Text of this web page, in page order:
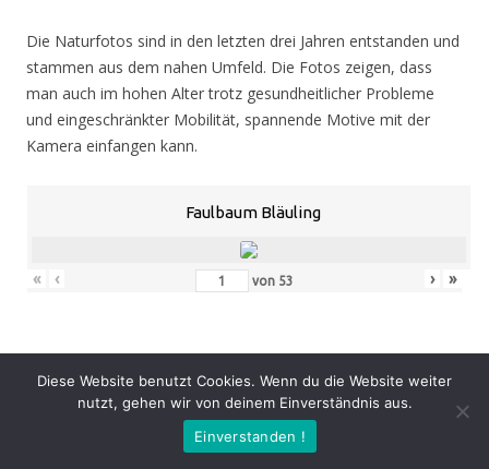
Die Naturfotos sind in den letzten drei Jahren entstanden und
stammen aus dem nahen Umfeld. Die Fotos zeigen, dass
man auch im hohen Alter trotz gesundheitlicher Probleme
und eingeschränkter Mobilität, spannende Motive mit der
Kamera einfangen kann.
Faulbaum Bläuling
« ‹ von 53 › »
Eröffnung : Donnerstag 05.11.20, 19.00 Uhr
: 05.11. – 07.02.21, geöffnet Mo. – Do. 8.30 – 16.00 Uhr,
Fr. 8.30 – 14.00 Uhr und nach Vereinbarung (durch Tagungen
oder Seminare kann zeitweise der Zugang zur Ausstellung
Diese Website benutzt Cookies. Wenn du die Website weiter
nutzt, gehen wir von deinem Einverständnis aus.
Einverstanden !